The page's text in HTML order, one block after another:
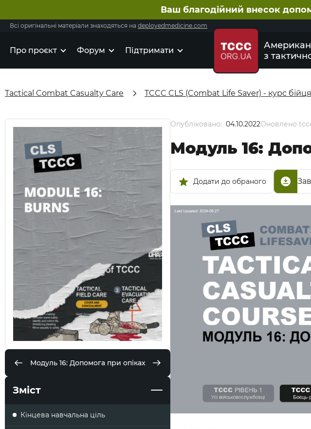
Ваш благодійний внесок
Всі оригінальні матеріали знаходяться на deployedmedicine.com
Про проєкт Форум Підтримати
з
Tactical Combat Casualty Care TCCC CLS (Combat Life Saver) - курс
Модуль 16: Допомога при опіках
Зміст
Кінцева навчальна ціль
Опубліковано: 04.10.2022Оновлено
Модуль 16:
Додати до обраного